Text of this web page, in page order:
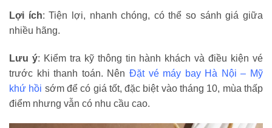
Lợi ích: Tiện lợi, nhanh chóng, có thể so sánh giá giữa
nhiều hãng.
Lưu ý: Kiểm tra kỹ thông tin hành khách và điều kiện vé
trước khi thanh toán. Nên Đặt vé máy bay Hà Nội – Mỹ
khứ hồi sớm để có giá tốt, đặc biệt vào tháng 10, mùa thấp
điểm nhưng vẫn có nhu cầu cao.